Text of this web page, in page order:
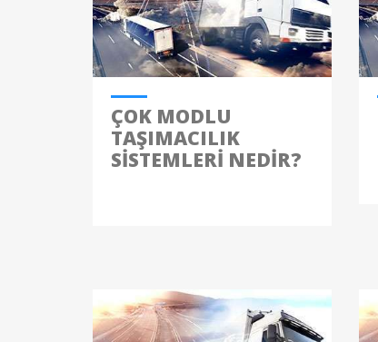
ÇOK MODLU
TAŞIMACILIK
SISTEMLERI NEDIR?